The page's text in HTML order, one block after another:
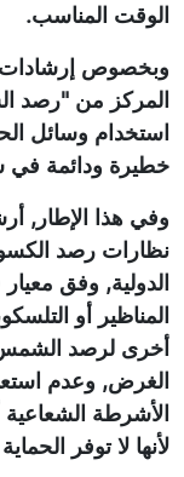
الوقت المناسب.
وبخصوص إرشادات
المركز من "رصد
استخدام وسائل
خطيرة ودائمة في
وفي هذا الإطار,
نظارات رصد
المناظير أو
أخرى لرصد
الغرض, وعدم
الأشرطة
لأنها لا توفر